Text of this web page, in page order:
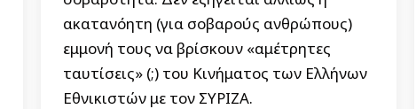
ακατανόητη (για σοβαρούς ανθρώπους)
εμμονή τους να βρίσκουν «αμέτρητες
ταυτίσεις» (;) του Κινήματος των Ελλήνων
Εθνικιστών με τον ΣΥΡΙΖΑ.